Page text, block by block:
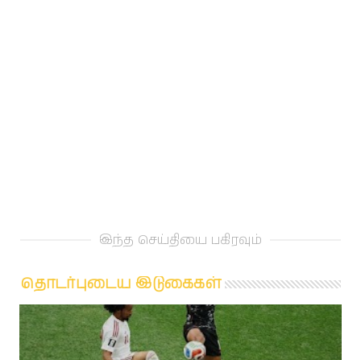
இந்த செய்தியை பகிரவும்
தொடர்புடைய இடுகைகள்